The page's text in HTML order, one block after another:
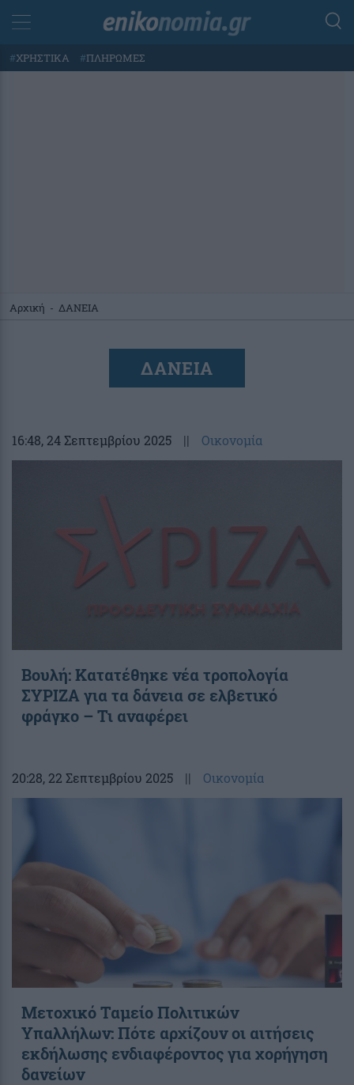
#ΧΡΗΣΤΙΚΑ #ΠΛΗΡΩΜΕΣ
Αρχική - ΔΑΝΕΙΑ
ΔΑΝΕΙΑ
16:48, 24 Σεπτεμβρίου 2025 || Οικονομία
Βουλή: Κατατέθηκε νέα τροπολογία
ΣΥΡΙΖΑ για τα δάνεια σε ελβετικό
φράγκο – Τι αναφέρει
20:28, 22 Σεπτεμβρίου 2025 || Οικονομία
Μετοχικό Ταμείο Πολιτικών
Υπαλλήλων: Πότε αρχίζουν οι αιτήσεις
εκδήλωσης ενδιαφέροντος για χορήγηση
δανείων